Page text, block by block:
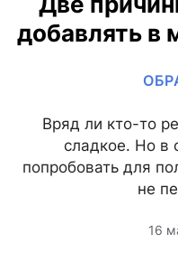
добавлять в
Вряд ли кто-то
сладкое. Но в
попробовать для
не
16